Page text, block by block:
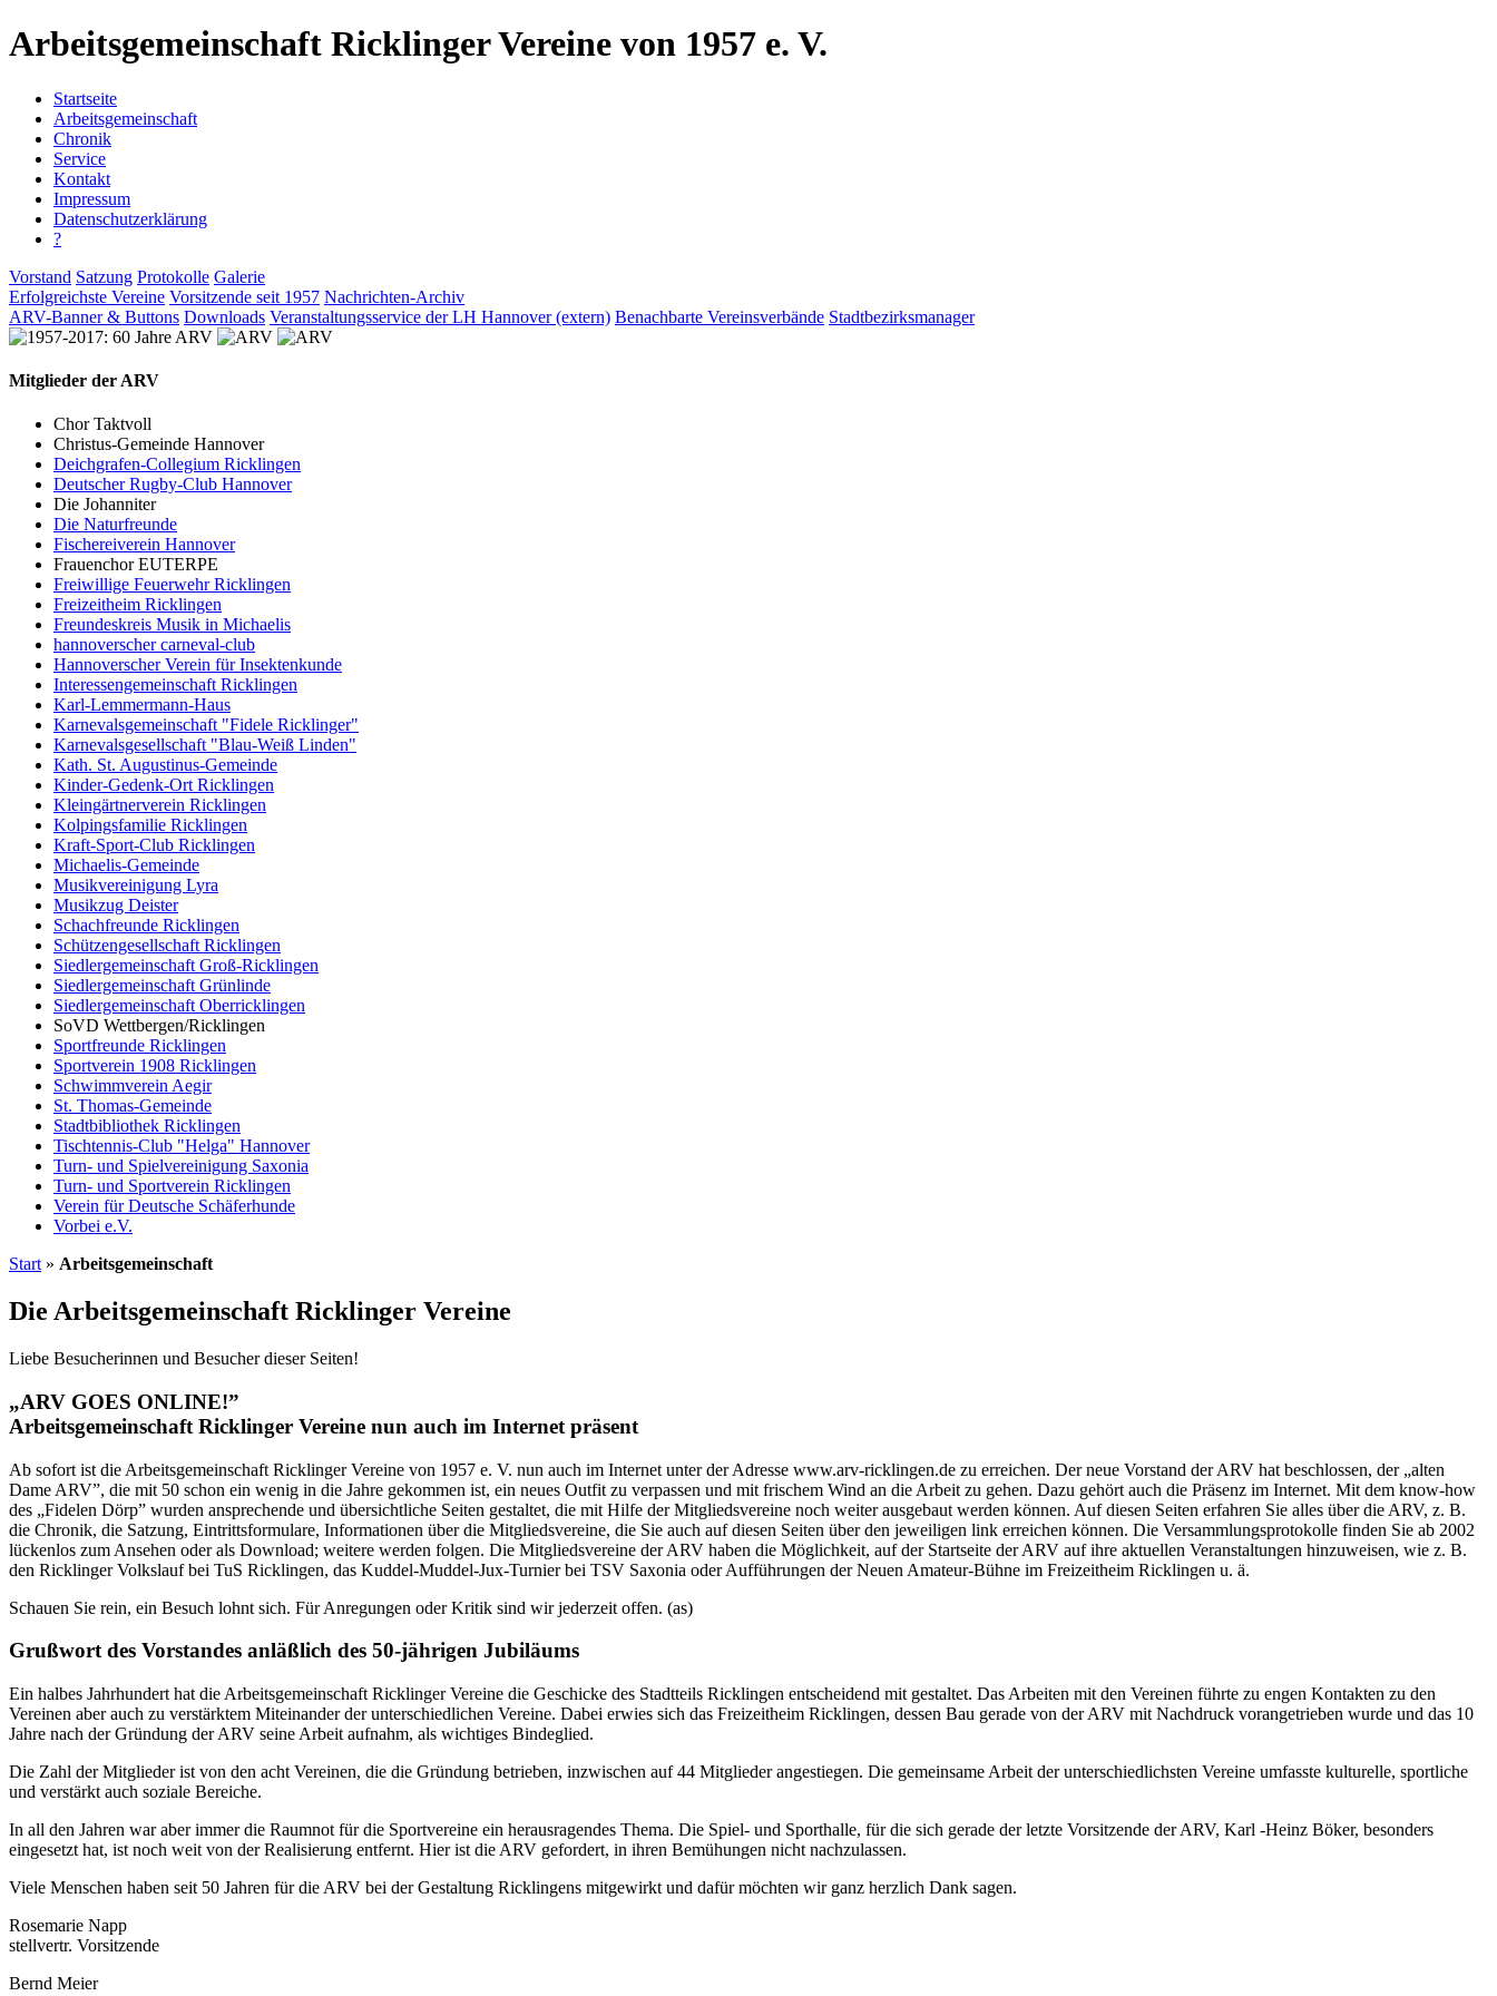
Arbeitsgemeinschaft Ricklinger Vereine von 1957 e. V.
Startseite
Arbeitsgemeinschaft
Chronik
Service
Kontakt
Impressum
Datenschutzerklärung
?
Vorstand Satzung Protokolle Galerie
Erfolgreichste Vereine Vorsitzende seit 1957 Nachrichten-Archiv
ARV-Banner & Buttons Downloads Veranstaltungsservice der LH Hannover (extern) Benachbarte Vereinsverbände Stadtbezirksmanager
Mitglieder der ARV
Chor Taktvoll
Christus-Gemeinde Hannover
Deichgrafen-Collegium Ricklingen
Deutscher Rugby-Club Hannover
Die Johanniter
Die Naturfreunde
Fischereiverein Hannover
Frauenchor EUTERPE
Freiwillige Feuerwehr Ricklingen
Freizeitheim Ricklingen
Freundeskreis Musik in Michaelis
hannoverscher carneval-club
Hannoverscher Verein für Insektenkunde
Interessengemeinschaft Ricklingen
Karl-Lemmermann-Haus
Karnevalsgemeinschaft "Fidele Ricklinger"
Karnevalsgesellschaft "Blau-Weiß Linden"
Kath. St. Augustinus-Gemeinde
Kinder-Gedenk-Ort Ricklingen
Kleingärtnerverein Ricklingen
Kolpingsfamilie Ricklingen
Kraft-Sport-Club Ricklingen
Michaelis-Gemeinde
Musikvereinigung Lyra
Musikzug Deister
Schachfreunde Ricklingen
Schützengesellschaft Ricklingen
Siedlergemeinschaft Groß-Ricklingen
Siedlergemeinschaft Grünlinde
Siedlergemeinschaft Oberricklingen
SoVD Wettbergen/Ricklingen
Sportfreunde Ricklingen
Sportverein 1908 Ricklingen
Schwimmverein Aegir
St. Thomas-Gemeinde
Stadtbibliothek Ricklingen
Tischtennis-Club "Helga" Hannover
Turn- und Spielvereinigung Saxonia
Turn- und Sportverein Ricklingen
Verein für Deutsche Schäferhunde
Vorbei e.V.
Start» Arbeitsgemeinschaft
Die Arbeitsgemeinschaft Ricklinger Vereine
Liebe Besucherinnen und Besucher dieser Seiten!
„ARV GOES ONLINE!”
Arbeitsgemeinschaft Ricklinger Vereine nun auch im Internet präsent
Ab sofort ist die Arbeitsgemeinschaft Ricklinger Vereine von 1957 e. V. nun auch im Internet unter der Adresse www.arv-ricklingen.de zu erreichen. Der neue Vorstand der ARV hat beschlossen, der „alten
Dame ARV”, die mit 50 schon ein wenig in die Jahre gekommen ist, ein neues Outfit zu verpassen und mit frischem Wind an die Arbeit zu gehen. Dazu gehört auch die Präsenz im Internet. Mit dem know-how
des „Fidelen Dörp” wurden ansprechende und übersichtliche Seiten gestaltet, die mit Hilfe der Mitgliedsvereine noch weiter ausgebaut werden können. Auf diesen Seiten erfahren Sie alles über die ARV, z. B.
die Chronik, die Satzung, Eintrittsformulare, Informationen über die Mitgliedsvereine, die Sie auch auf diesen Seiten über den jeweiligen link erreichen können. Die Versammlungsprotokolle finden Sie ab 2002
lückenlos zum Ansehen oder als Download; weitere werden folgen. Die Mitgliedsvereine der ARV haben die Möglichkeit, auf der Startseite der ARV auf ihre aktuellen Veranstaltungen hinzuweisen, wie z. B.
den Ricklinger Volkslauf bei TuS Ricklingen, das Kuddel-Muddel-Jux-Turnier bei TSV Saxonia oder Aufführungen der Neuen Amateur-Bühne im Freizeitheim Ricklingen u. ä.
Schauen Sie rein, ein Besuch lohnt sich. Für Anregungen oder Kritik sind wir jederzeit offen. (as)
Grußwort des Vorstandes anläßlich des 50-jährigen Jubiläums
Ein halbes Jahrhundert hat die Arbeitsgemeinschaft Ricklinger Vereine die Geschicke des Stadtteils Ricklingen entscheidend mit gestaltet. Das Arbeiten mit den Vereinen führte zu engen Kontakten zu den
Vereinen aber auch zu verstärktem Miteinander der unterschiedlichen Vereine. Dabei erwies sich das Freizeitheim Ricklingen, dessen Bau gerade von der ARV mit Nachdruck vorangetrieben wurde und das 10
Jahre nach der Gründung der ARV seine Arbeit aufnahm, als wichtiges Bindeglied.
Die Zahl der Mitglieder ist von den acht Vereinen, die die Gründung betrieben, inzwischen auf 44 Mitglieder angestiegen. Die gemeinsame Arbeit der unterschiedlichsten Vereine umfasste kulturelle, sportliche
und verstärkt auch soziale Bereiche.
In all den Jahren war aber immer die Raumnot für die Sportvereine ein herausragendes Thema. Die Spiel- und Sporthalle, für die sich gerade der letzte Vorsitzende der ARV, Karl -Heinz Böker, besonders
eingesetzt hat, ist noch weit von der Realisierung entfernt. Hier ist die ARV gefordert, in ihren Bemühungen nicht nachzulassen.
Viele Menschen haben seit 50 Jahren für die ARV bei der Gestaltung Ricklingens mitgewirkt und dafür möchten wir ganz herzlich Dank sagen.
Rosemarie Napp
stellvertr. Vorsitzende
Bernd Meier